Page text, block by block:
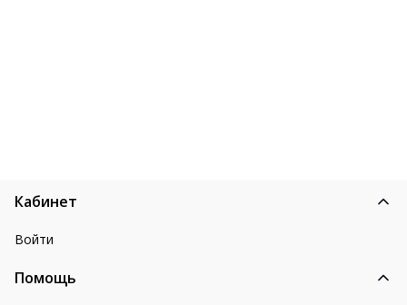
Кабинет
Войти
Помощь